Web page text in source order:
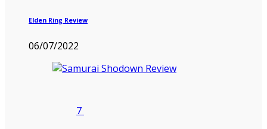
Elden Ring Review
06/07/2022
7